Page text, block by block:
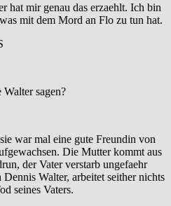
hat mir genau das erzaehlt. Ich bin
mit dem Mord an Flo zu tun hat.
sagen?
war mal eine gute Freundin von
Die Mutter kommt aus
der Vater verstarb ungefaehr
Walter, arbeitet seither nichts
seines Vaters.